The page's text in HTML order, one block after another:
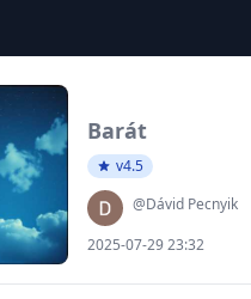
Barát
v4.5
@Dávid Pecnyik
2025-07-29 23:32